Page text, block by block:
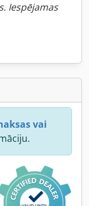
Iespējamas
vai